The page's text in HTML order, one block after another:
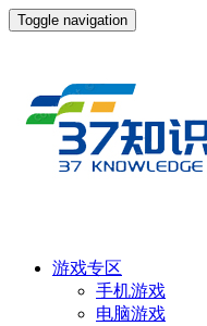
Toggle navigation
游戏专区
手机游戏
电脑游戏